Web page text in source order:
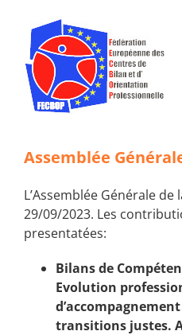
content
Assemblée
L’Assemblée Générale de
29/09/2023. Les
presentatées:
Bilans de
Evolution
transitions justes.